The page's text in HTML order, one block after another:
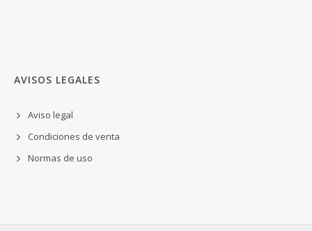
AVISOS LEGALES
Aviso legal
Condiciones de venta
Normas de uso